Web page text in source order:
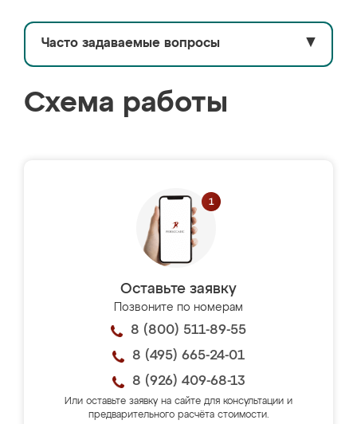
Часто задаваемые вопросы ▼
Схема работы
Оставьте заявку
Позвоните по номерам
8 (800) 511-89-55
8 (495) 665-24-01
8 (926) 409-68-13
Или оставьте заявку на сайте для консультации и
предварительного расчёта стоимости.